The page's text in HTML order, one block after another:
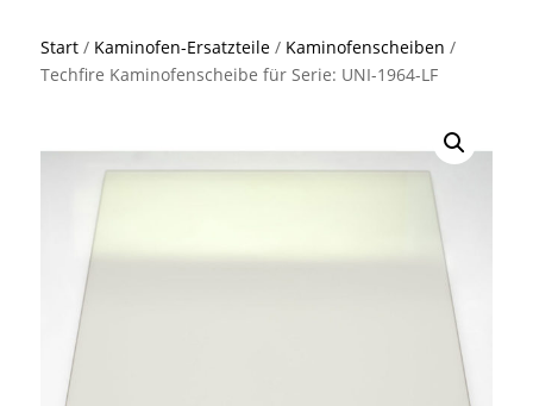
Start/ Kaminofen-Ersatzteile/ Kaminofenscheiben /
Techfire Kaminofenscheibe für Serie: UNI-1964-LF